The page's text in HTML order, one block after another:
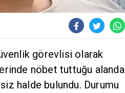
görevlisi olarak
nöbet tuttuğu alanda
halde bulundu. Durumu